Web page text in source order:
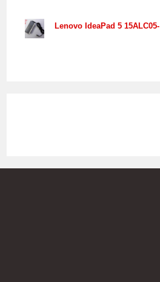
מטען מקורי למחשב נייד Lenovo IdeaPad 5 15ALC05-